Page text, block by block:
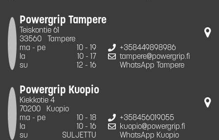
Powergrip Tampere
Teiskontie 61
33560
Tampere
ma - pe
10 - 19
la
10 - 17
su
12 - 16
+358449898986
tampere@powergrip.fi
WhatsApp Tampere
Powergrip Kuopio
Kiekkotie 4
70200
Kuopio
ma - pe
10 - 18
la
10 - 16
su
SULJETTU
+358456019055
kuopio@powergrip.fi
WhatsApp Kuopio